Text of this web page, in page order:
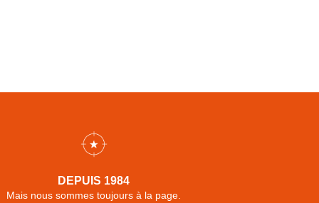
DEPUIS 1984
Mais nous sommes toujours à la page.